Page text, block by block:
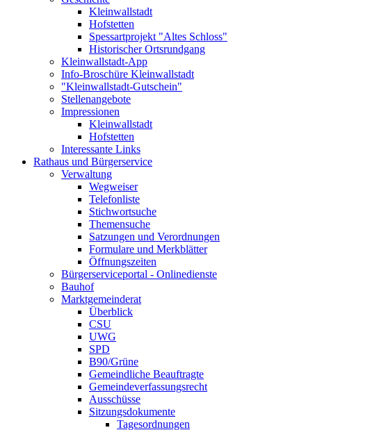
Kleinwallstadt
Hofstetten
Spessartprojekt "Altes Schloss"
Historischer Ortsrundgang
Kleinwallstadt-App
Info-Broschüre Kleinwallstadt
"Kleinwallstadt-Gutschein"
Stellenangebote
Impressionen
Kleinwallstadt
Hofstetten
Interessante Links
Rathaus und Bürgerservice
Verwaltung
Wegweiser
Telefonliste
Stichwortsuche
Themensuche
Satzungen und Verordnungen
Formulare und Merkblätter
Öffnungszeiten
Bürgerserviceportal - Onlinedienste
Bauhof
Marktgemeinderat
Überblick
CSU
UWG
SPD
B90/Grüne
Gemeindliche Beauftragte
Gemeindeverfassungsrecht
Ausschüsse
Sitzungsdokumente
Tagesordnungen